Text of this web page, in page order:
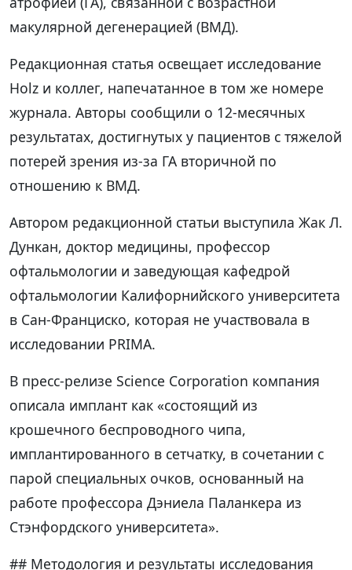
макулярной дегенерацией (ВМД).
Редакционная статья освещает исследование
Holz и коллег, напечатанное в том же номере
журнала. Авторы сообщили о 12-месячных
результатах, достигнутых у пациентов с тяжелой
потерей зрения из-за ГА вторичной по
отношению к ВМД.
Автором редакционной статьи выступила Жак Л.
Дункан, доктор медицины, профессор
офтальмологии и заведующая кафедрой
офтальмологии Калифорнийского университета
в Сан-Франциско, которая не участвовала в
исследовании PRIMA.
В пресс-релизе Science Corporation компания
описала имплант как «состоящий из
крошечного беспроводного чипа,
имплантированного в сетчатку, в сочетании с
парой специальных очков, основанный на
работе профессора Дэниела Паланкера из
Стэнфордского университета».
## Методология и результаты исследования